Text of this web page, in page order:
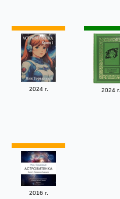
2024 г. 2024 г.
2016 г.